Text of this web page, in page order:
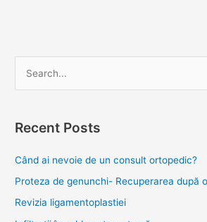
r
o
Recent Posts
Când ai nevoie de un consult ortopedic?
Proteza de genunchi- Recuperarea după
Revizia ligamentoplastiei